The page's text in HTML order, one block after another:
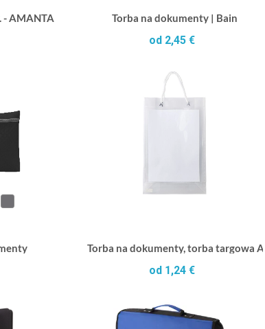
- AMANTA Torba na dokumenty | Bain
od 2,45 €
Torba na dokumenty, torba targowa A4
od 1,24 €